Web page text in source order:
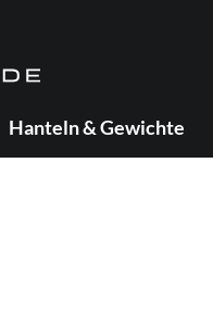
Hanteln & Gewichte